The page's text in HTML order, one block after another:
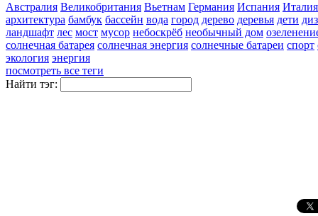
Австралия Великобритания Вьетнам Германия Испания Италия
архитектура бамбук бассейн вода город дерево деревья дети
ландшафт лес мост мусор небоскрёб необычный дом
солнечная батарея солнечная энергия солнечные батареи спорт
экология энергия
посмотреть все теги
Найти тэг: